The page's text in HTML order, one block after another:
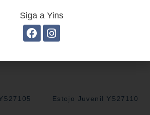
Estojo Juvenil YS27110
Siga a Yins